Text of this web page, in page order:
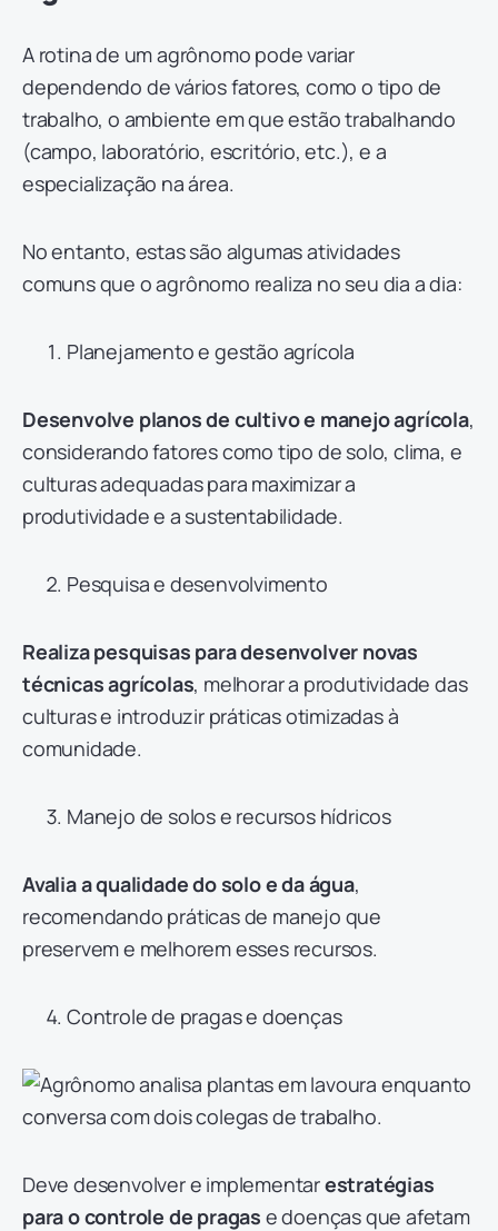
A rotina de um agrônomo pode variar
dependendo de vários fatores, como o tipo de
trabalho, o ambiente em que estão trabalhando
(campo, laboratório, escritório, etc.), e a
especialização na área.
No entanto, estas são algumas atividades
comuns que o agrônomo realiza no seu dia a dia:
Planejamento e gestão agrícola
Desenvolve planos de cultivo e manejo agrícola,
considerando fatores como tipo de solo, clima, e
culturas adequadas para maximizar a
produtividade e a sustentabilidade.
Pesquisa e desenvolvimento
Realiza pesquisas para desenvolver novas
técnicas agrícolas, melhorar a produtividade das
culturas e introduzir práticas otimizadas à
comunidade.
Manejo de solos e recursos hídricos
Avalia a qualidade do solo e da água,
recomendando práticas de manejo que
preservem e melhorem esses recursos.
Controle de pragas e doenças
Deve desenvolver e implementarestratégias
para o controle de pragas e doenças que afetam